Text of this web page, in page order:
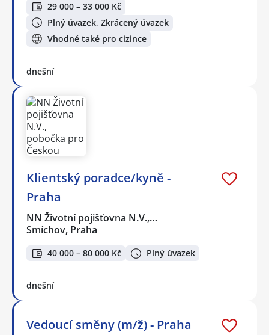
29 000 – 33 000 Kč
Plný úvazek, Zkrácený úvazek
Vhodné také pro cizince
dnešní
Klientský poradce/kyně -
Praha
NN Životní pojišťovna N.V.,…
Smíchov, Praha
40 000 – 80 000 Kč Plný úvazek
dnešní
Vedoucí směny (m/ž) - Praha